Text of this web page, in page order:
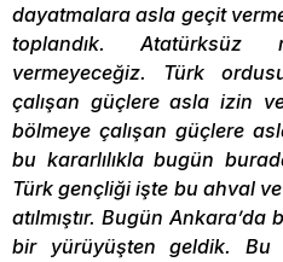
dayatmalara asla geçit
toplandık.
vermeyeceğiz. Türk
çalışan güçlere asla izin
bölmeye çalışan güçlere
bu kararlılıkla bugün
Türk gençliği işte bu ahval
atılmıştır. Bugün
bir yürüyüşten geldik. Bu